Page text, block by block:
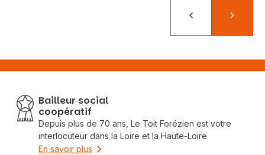
PrécédentSuivant
Bailleur social
coopératif
Depuis plus de 70 ans, Le Toit Forézien est votre
interlocuteur dans la Loire et la Haute-Loire
En savoir plus